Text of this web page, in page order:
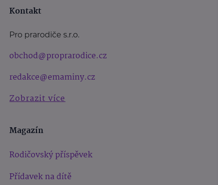
Kontakt
Pro prarodiče s.r.o.
obchod@proprarodice.cz
redakce@emaminy.cz
Zobrazit více
Magazín
Rodičovský příspěvek
Přídavek na dítě